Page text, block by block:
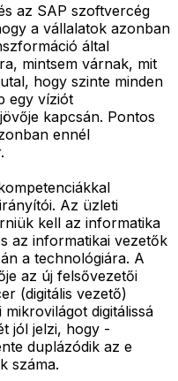
az SAP szoftvercég
a vállalatok azonban
által
mintsem várnak, mit
hogy szinte minden
egy víziót
kapcsán. Pontos
ennél
Az üzleti
kell az informatika
az informatikai vezetők
a technológiára. A
az új felsővezetői
(digitális vezető)
digitálissá
jól jelzi, hogy -
duplázódik az e
száma.